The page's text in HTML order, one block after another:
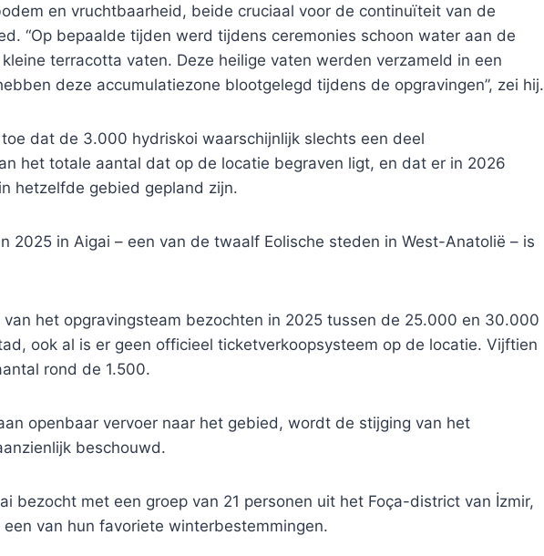
en vruchtbaarheid, beide cruciaal voor de continuïteit van de
“Op bepaalde tijden werd tijdens ceremonies schoon water aan de
terracotta vaten. Deze heilige vaten werden verzameld in een
deze accumulatiezone blootgelegd tijdens de opgravingen”, zei hij.
dat de 3.000 hydriskoi waarschijnlijk slechts een deel
het totale aantal dat op de locatie begraven ligt, en dat er in 2026
hetzelfde gebied gepland zijn.
2025 in Aigai – een van de twaalf Eolische steden in West-Anatolië – is
van het opgravingsteam bezochten in 2025 tussen de 25.000 en 30.000
ook al is er geen officieel ticketverkoopsysteem op de locatie. Vijftien
rond de 1.500.
openbaar vervoer naar het gebied, wordt de stijging van het
beschouwd.
bezocht met een groep van 21 personen uit het Foça-district van İzmir,
van hun favoriete winterbestemmingen.